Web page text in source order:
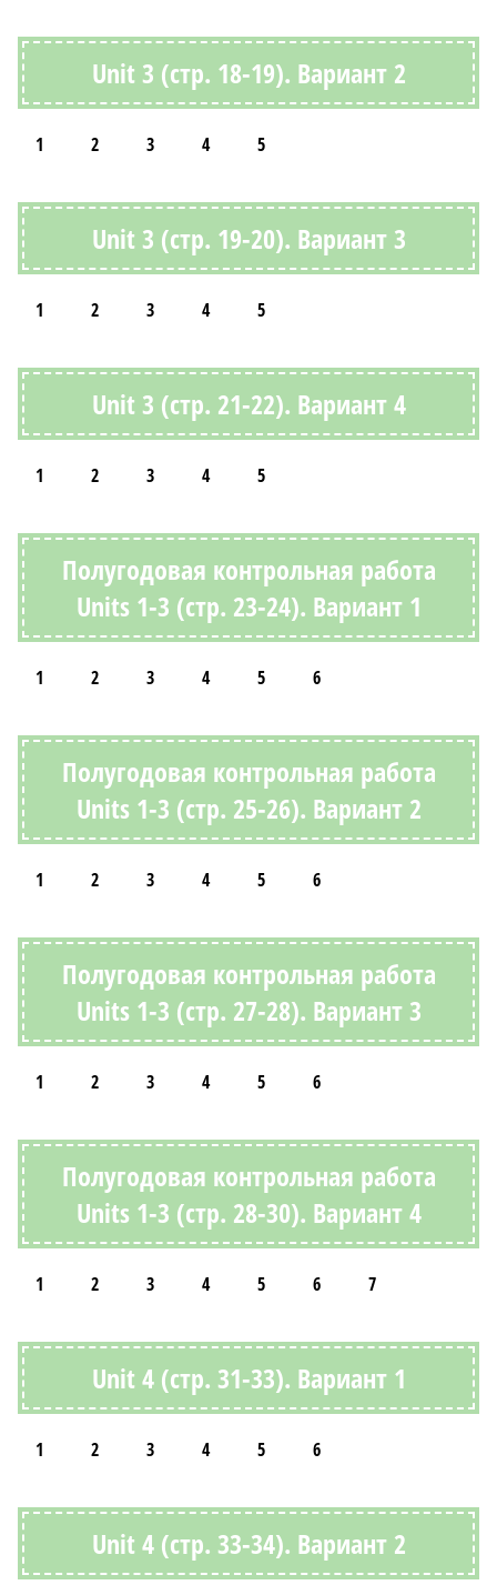
Unit 3 (стр. 18-19). Вариант 2
1 2 3 4 5
Unit 3 (стр. 19-20). Вариант 3
1 2 3 4 5
Unit 3 (стр. 21-22). Вариант 4
1 2 3 4 5
Полугодовая контрольная работа
Units 1-3 (стр. 23-24). Вариант 1
1 2 3 4 5 6
Полугодовая контрольная работа
Units 1-3 (стр. 25-26). Вариант 2
1 2 3 4 5 6
Полугодовая контрольная работа
Units 1-3 (стр. 27-28). Вариант 3
1 2 3 4 5 6
Полугодовая контрольная работа
Units 1-3 (стр. 28-30). Вариант 4
1 2 3 4 5 6 7
Unit 4 (стр. 31-33). Вариант 1
1 2 3 4 5 6
Unit 4 (стр. 33-34). Вариант 2